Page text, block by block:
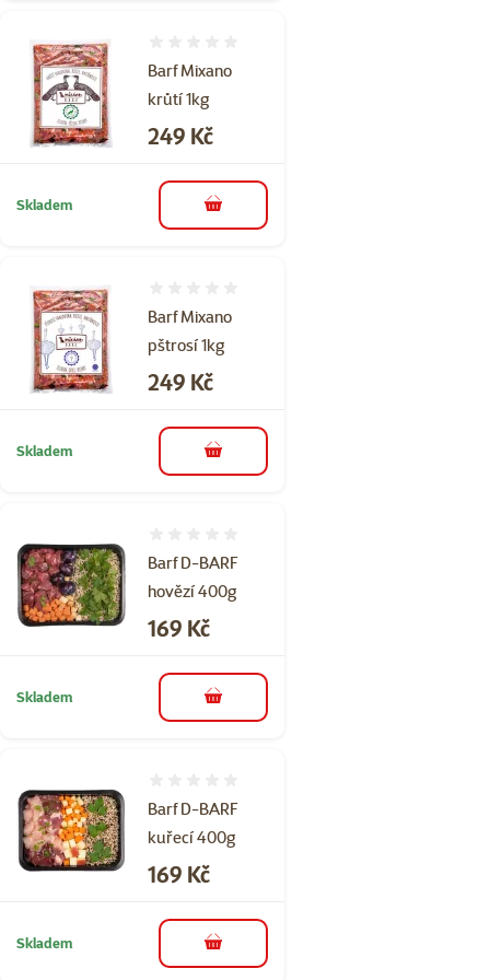
Barf Mixano
krůtí 1kg
Cena
249 Kč
Skladem do košíku
Barf Mixano
pštrosí 1kg
Cena
249 Kč
Skladem do košíku
Barf D-BARF
hovězí 400g
Cena
169 Kč
Skladem do košíku
Barf D-BARF
kuřecí 400g
Cena
169 Kč
Skladem do košíku